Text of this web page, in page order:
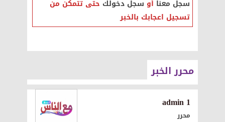
سجل معنا أو سجل دخولك حتى تتمكن من
تسجيل اعجابك بالخبر
محرر الخبر
1 admin
محرر